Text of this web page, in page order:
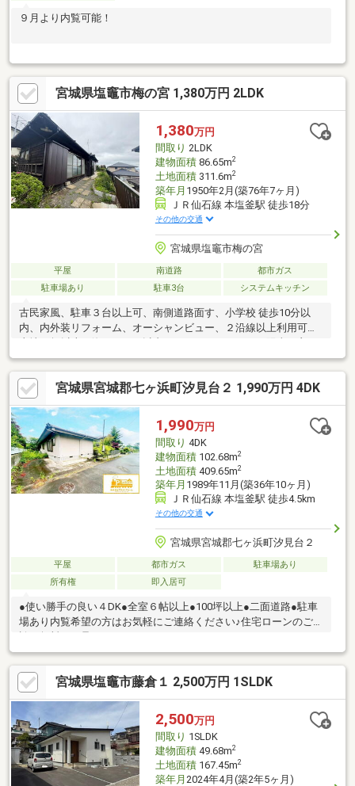
９月より内覧可能！
宮城県塩竈市梅の宮 1,380万円 2LDK
1,380万円
間取り 2LDK
建物面積86.65m2
土地面積311.6m2
築年月 1950年2月(築76年7ヶ月)
ＪＲ仙石線 本塩釜駅 徒歩18分
その他の交通
宮城県塩竈市梅の宮
平屋 南道路
都市ガス
駐車場あり
駐車3台 システムキッチン
古民家風、駐車３台以上可、南側道路面す、小学校 徒歩10分以
内、内外装リフォーム、オーシャンビュー、２沿線以上利用可、
土地50坪以上、海まで2km以内、システムキッチン、陽当り良
好、全居室収納、閑静な住宅地、総合病院 徒歩10分以内、角地、
和室、整形地、庭、シャワー付洗面化粧台、浴室１坪以上、東南
向き、フローリング張替、温水洗浄便座、浴室に窓、節水型トイ
レ、通風良好、シューズインクローク、高台に立地
宮城県宮城郡七ヶ浜町汐見台２ 1,990万円 4DK
1,990万円
間取り 4DK
建物面積102.68m2
土地面積409.65m2
築年月 1989年11月(築36年10ヶ月)
ＪＲ仙石線 本塩釜駅 徒歩4.5km
その他の交通
宮城県宮城郡七ヶ浜町汐見台２
平屋 都市ガス
駐車場あり
所有権
即入居可
●使い勝手の良い４DK●全室６帖以上●100坪以上●二面道路●駐車
場あり内覧希望の方はお気軽にご連絡ください♪住宅ローンのご相
宮城県塩竈市藤倉１ 2,500万円 1SLDK
2,500万円
間取り 1SLDK
建物面積49.68m2
土地面積167.45m2
築年月 2024年4月(築2年5ヶ月)